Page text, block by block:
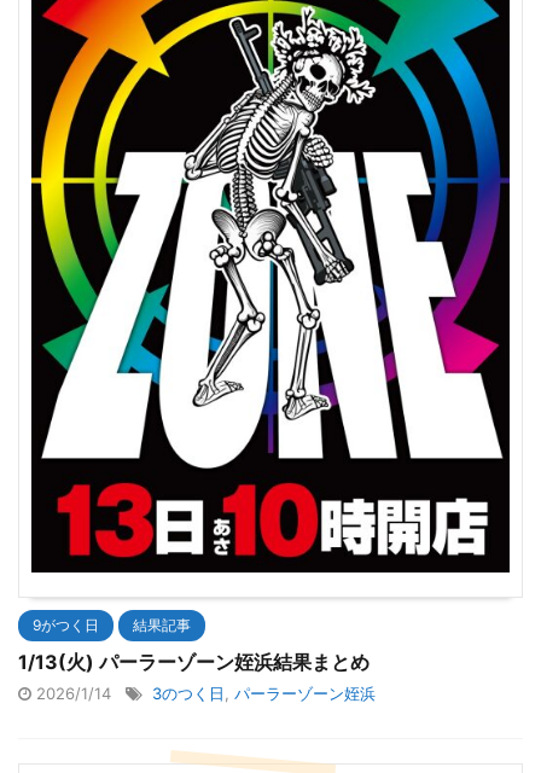
9がつく日 結果記事
1/13(火) パーラーゾーン姪浜結果まとめ
2026/1/14 3のつく日, パーラーゾーン姪浜